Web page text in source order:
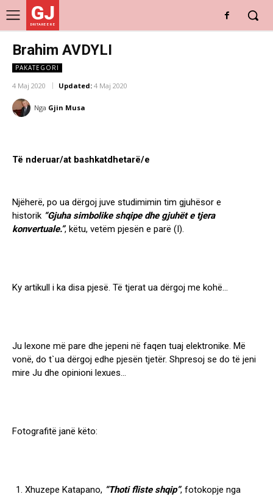
GJ
DRITARE E RE
Brahim AVDYLI
PAKATEGORI
4 Maj 2020 Updated: 4 Maj 2020
Nga Gjin Musa
Të nderuar/at bashkatdhetarë/e
Njëherë, po ua dërgoj juve studimimin tim gjuhësor e
historik “Gjuha simbolike shqipe dhe gjuhët e tjera
konvertuale.”, këtu, vetëm pjesën e parë (I).
Ky artikull i ka disa pjesë. Të tjerat ua dërgoj me kohë…
Ju lexone më pare dhe jepeni në faqen tuaj elektronike. Më
vonë, do t`ua dërgoj edhe pjesën tjetër. Shpresoj se do të jeni
mire Ju dhe opinioni lexues…
Fotografitë janë këto:
Xhuzepe Katapano, “Thoti fliste shqip”, fotokopje nga